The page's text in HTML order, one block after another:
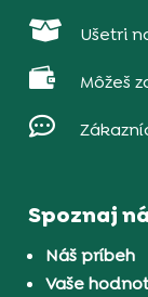
 Ušetri
 Môžeš

Spoznaj
Náš príbeh
Vaše